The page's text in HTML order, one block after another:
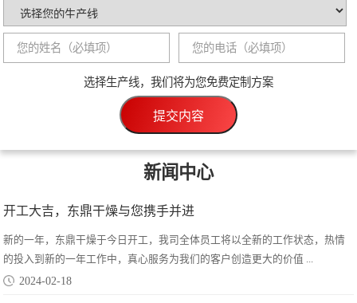
150吨罗汉果渣烘干机启程发往湖南岳阳
项目详情
选择生产线，我们将为您免费定制方案
提交内容
新闻中心
开工大吉，东鼎干燥与您携手并进
新的一年，东鼎干燥于今日开工，我司全体员工将以全新的工作状态，热情
的投入到新的一年工作中，真心服务为我们的客户创造更大的价值 ...
2024-02-18